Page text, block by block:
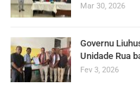
Mar 30, 2026
Governu
Unidade Rua
Fev 3, 2026